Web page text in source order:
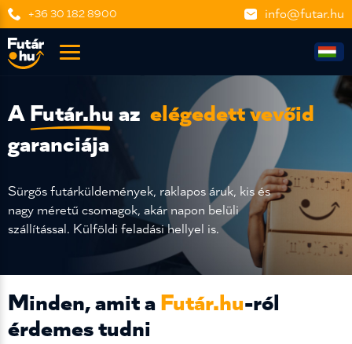
+36 30 182 8900 info@futar.hu
A Futár.hu az elégedett vevőid
garanciája
Sürgős futárküldemények, raklapos áruk, kis és
nagy méretű csomagok, akár napon belüli
szállítással. Külföldi feladási hellyel is.
Minden, amit a Futár.hu-ról
érdemes tudni